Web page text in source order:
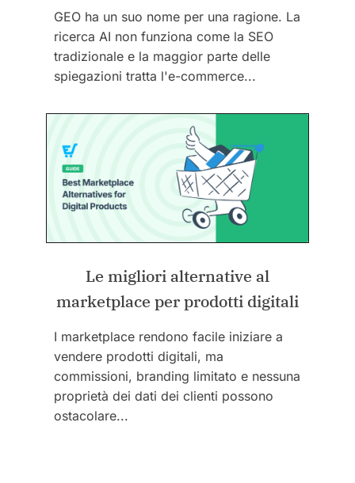
GEO ha un suo nome per una ragione. La
ricerca AI non funziona come la SEO
tradizionale e la maggior parte delle
spiegazioni tratta l'e-commerce...
Le migliori alternative al
marketplace per prodotti digitali
I marketplace rendono facile iniziare a
vendere prodotti digitali, ma
commissioni, branding limitato e nessuna
proprietà dei dati dei clienti possono
ostacolare...